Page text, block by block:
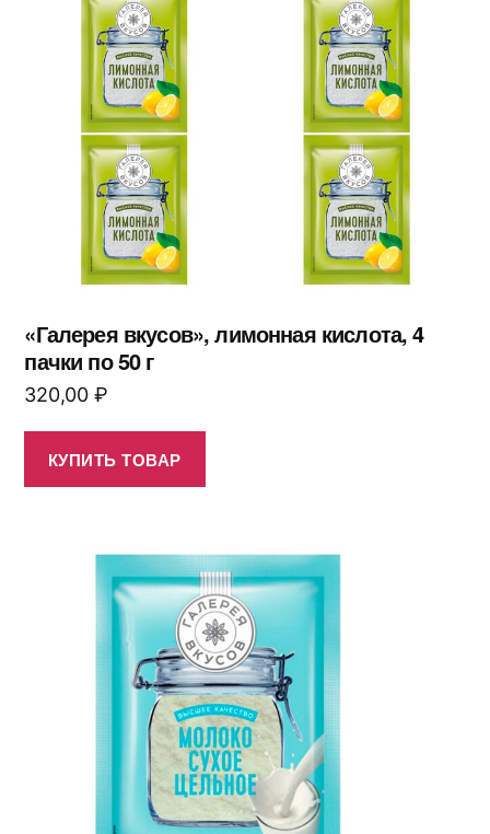
«Галерея вкусов», лимонная кислота, 4
пачки по 50 г
320,00 ₽
КУПИТЬ ТОВАР